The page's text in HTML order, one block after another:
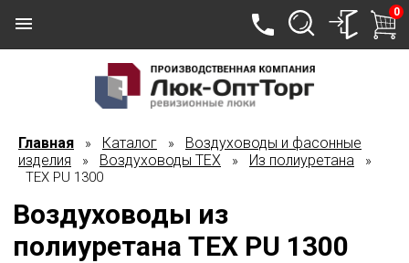
0
Главная » Каталог » Воздуховоды и фасонные
изделия » Воздуховоды TEX » Из полиуретана »
TEX PU 1300
Воздуховоды из
полиуретана TEX PU 1300